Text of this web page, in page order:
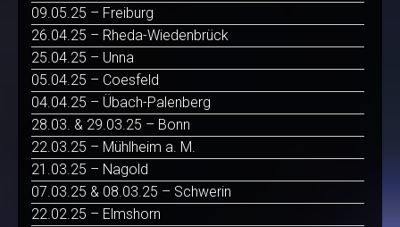
09.05.25 – Freiburg
26.04.25 – Rheda-Wiedenbrück
25.04.25 – Unna
05.04.25 – Coesfeld
04.04.25 – Übach-Palenberg
28.03. & 29.03.25 – Bonn
22.03.25 – Mühlheim a. M.
21.03.25 – Nagold
07.03.25 & 08.03.25 – Schwerin
22.02.25 – Elmshorn